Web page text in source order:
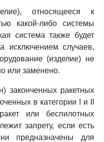
относящееся к
какой-либо системы
система также будет
исключением случаев,
(изделие) не
или заменено.
законченных ракетных
в категории I и II
или беспилотных
запрету, если есть
предназначены для